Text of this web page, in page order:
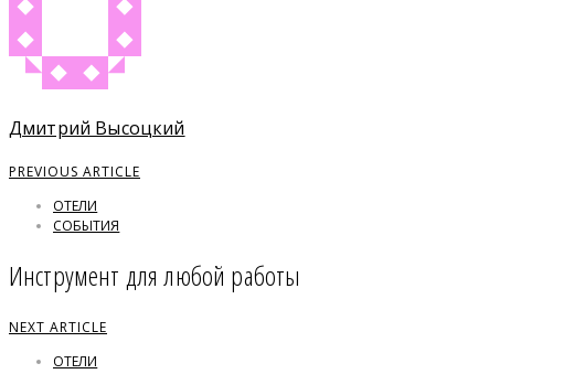
Дмитрий Высоцкий
PREVIOUS ARTICLE
ОТЕЛИ
СОБЫТИЯ
Инструмент для любой работы
NEXT ARTICLE
ОТЕЛИ